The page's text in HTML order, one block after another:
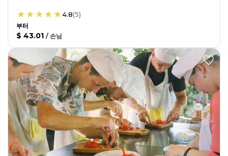
4.8(5)
부터
$ 43.01 / 손님